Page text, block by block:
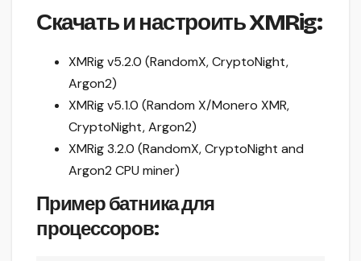
Скачать и настроить XMRig:
XMRig v5.2.0 (RandomX, CryptoNight,
Argon2)
XMRig v5.1.0 (Random X/Monero XMR,
CryptoNight, Argon2)
XMRig 3.2.0 (RandomX, CryptoNight and
Argon2 CPU miner)
Пример батника для
процессоров: